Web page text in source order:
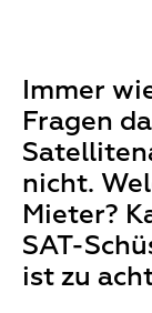
Immer
Fragen
nicht.
Mieter?
SAT-
ist zu